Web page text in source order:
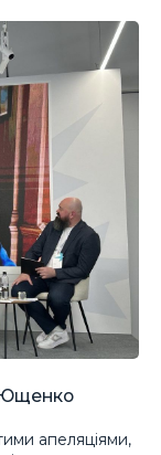
Ющенко
апеляціями,